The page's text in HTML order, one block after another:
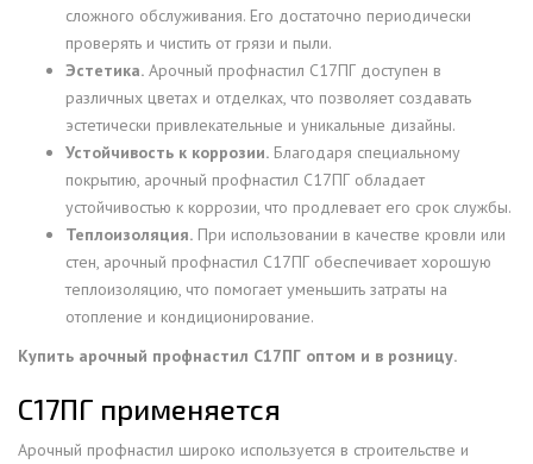
сложного обслуживания. Его достаточно периодически
проверять и чистить от грязи и пыли.
Эстетика. Арочный профнастил С17ПГ доступен в
различных цветах и отделках, что позволяет создавать
эстетически привлекательные и уникальные дизайны.
Устойчивость к коррозии. Благодаря специальному
покрытию, арочный профнастил С17ПГ обладает
устойчивостью к коррозии, что продлевает его срок службы.
Теплоизоляция. При использовании в качестве кровли или
стен, арочный профнастил С17ПГ обеспечивает хорошую
теплоизоляцию, что помогает уменьшить затраты на
отопление и кондиционирование.
Купить арочный профнастил С17ПГ оптом и в розницу.
С17ПГ применяется
Арочный профнастил широко используется в строительстве и